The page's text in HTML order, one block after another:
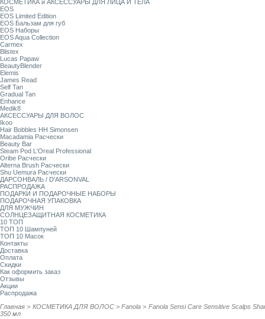
КОСМЕТИКА и АКСЕССУАРЫ ДЛЯ ЛИЦА И ТЕЛА
EOS
EOS Limited Edition
EOS Бальзам для губ
EOS Наборы
EOS Aqua Collection
Carmex
Blistex
Lucas Papaw
BeautyBlender
Elemis
James Read
Self Tan
Gradual Tan
Enhance
Medik8
АКСЕССУАРЫ ДЛЯ ВОЛОС
Ikoo
Hair Bobbles HH Simonsen
Macadamia Расчески
Beauty Bar
Steam Pod L'Oreal Professional
Oribe Расчески
Alterna Brush Расчески
Shu Uemura Расчески
ДАРСОНВАЛЬ / D'ARSONVAL
РАСПРОДАЖА
ПОДАРКИ И ПОДАРОЧНЫЕ НАБОРЫ
ПОДАРОЧНАЯ УПАКОВКА
ДЛЯ МУЖЧИН
СОЛНЦЕЗАЩИТНАЯ КОСМЕТИКА
10 ТОП
ТОП 10 Шампуней
ТОП 10 Масок
Контакты
Доставка
Оплата
Скидки
Как оформить заказ
Отзывы
Акции
Распродажа
Главная > КОСМЕТИКА ДЛЯ ВОЛОС > Fanola > Fanola Sensi Care Sensitive Scalps
350 мл